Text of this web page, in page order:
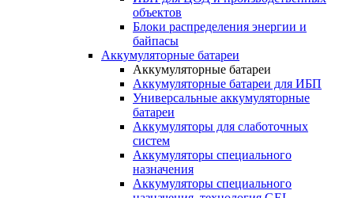
объектов
Блоки распределения энергии и
байпасы
Аккумуляторные батареи
Аккумуляторные батареи
Аккумуляторные батареи для ИБП
Универсальные аккумуляторные
батареи
Аккумуляторы для слаботочных
систем
Аккумуляторы специального
назначения
Аккумуляторы специального